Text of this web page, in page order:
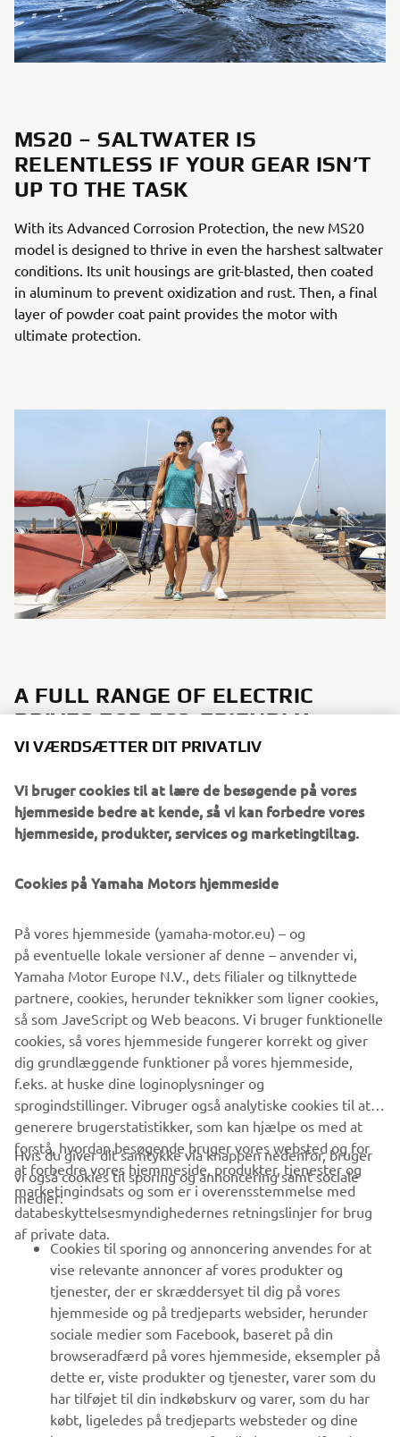
MS20 – SALTWATER IS
RELENTLESS IF YOUR GEAR ISN’T
UP TO THE TASK
With its Advanced Corrosion Protection, the new MS20
model is designed to thrive in even the harshest saltwater
conditions. Its unit housings are grit-blasted, then coated
in aluminum to prevent oxidization and rust. Then, a final
layer of powder coat paint provides the motor with
ultimate protection.
A FULL RANGE OF ELECTRIC
DRIVES FOR ECO-FRIENDLY
BOATING
With its existing Electric Drive models M12, M18, M20,
and M26, Yamaha further solidifies its comprehensive
offering for environment-friendly boating. Ideal for a
anywhere, regardless if it's freshwater or saltwater. Easy
joy to a day out on the water in the purest way possible.
Check our 2020 Electric Drive range »
VIRKSOMHED
B2B
MERE YAMAHA
SUPPORT
NYHEDSBREV
Vær den første til at få besked om de seneste tilbud, særlige
arrangementer, nye udgivelser og meget mere.
VI VÆRDSÆTTER DIT PRIVATLIV
Vi bruger cookies til at lære de besøgende på vores
hjemmeside, produkter, services og marketingtiltag.
Cookies på Yamaha Motors hjemmeside
På vores hjemmeside (yamaha-motor.eu) – og
Yamaha Motor Europe N.V., dets filialer og tilknyttede
partnere, cookies, herunder teknikker som ligner cookies,
så som JaveScript og Web beacons. Vi bruger funktionelle
cookies, så vores hjemmeside fungerer korrekt og giver
dig grundlæggende funktioner på vores hjemmeside,
f.eks. at huske dine loginoplysninger og
sprogindstillinger. Vibruger også analytiske cookies til at
generere brugerstatistikker, som kan hjælpe os med at
forstå, hvordan besøgende bruger vores websted og for
at forbedre vores hjemmeside, produkter, tjenester og
marketingindsats og som er i overensstemmelse med
databeskyttelsesmyndighedernes retningslinjer for brug
af private data.
Hvis du giver dit samtykke via knappen nedenfor, bruger
vi også cookies til sporing og annoncering samt sociale
medier:
Cookies til sporing og annoncering anvendes for at
vise relevante annoncer af vores produkter og
tjenester, der er skræddersyet til dig på vores
hjemmeside og på tredjeparts websider, herunder
sociale medier som Facebook, baseret på din
browseradfærd på vores hjemmeside, eksempler på
dette er, viste produkter og tjenester, varer som du
har tilføjet til din indkøbskurv og varer, som du har
købt, ligeledes på tredjeparts websteder og dine
interesser som stammer fra din browseradfærd.
Cookies til sociale medier anvendes for at give dig
Hvis du vil kunne bruge alle funktioner på vores